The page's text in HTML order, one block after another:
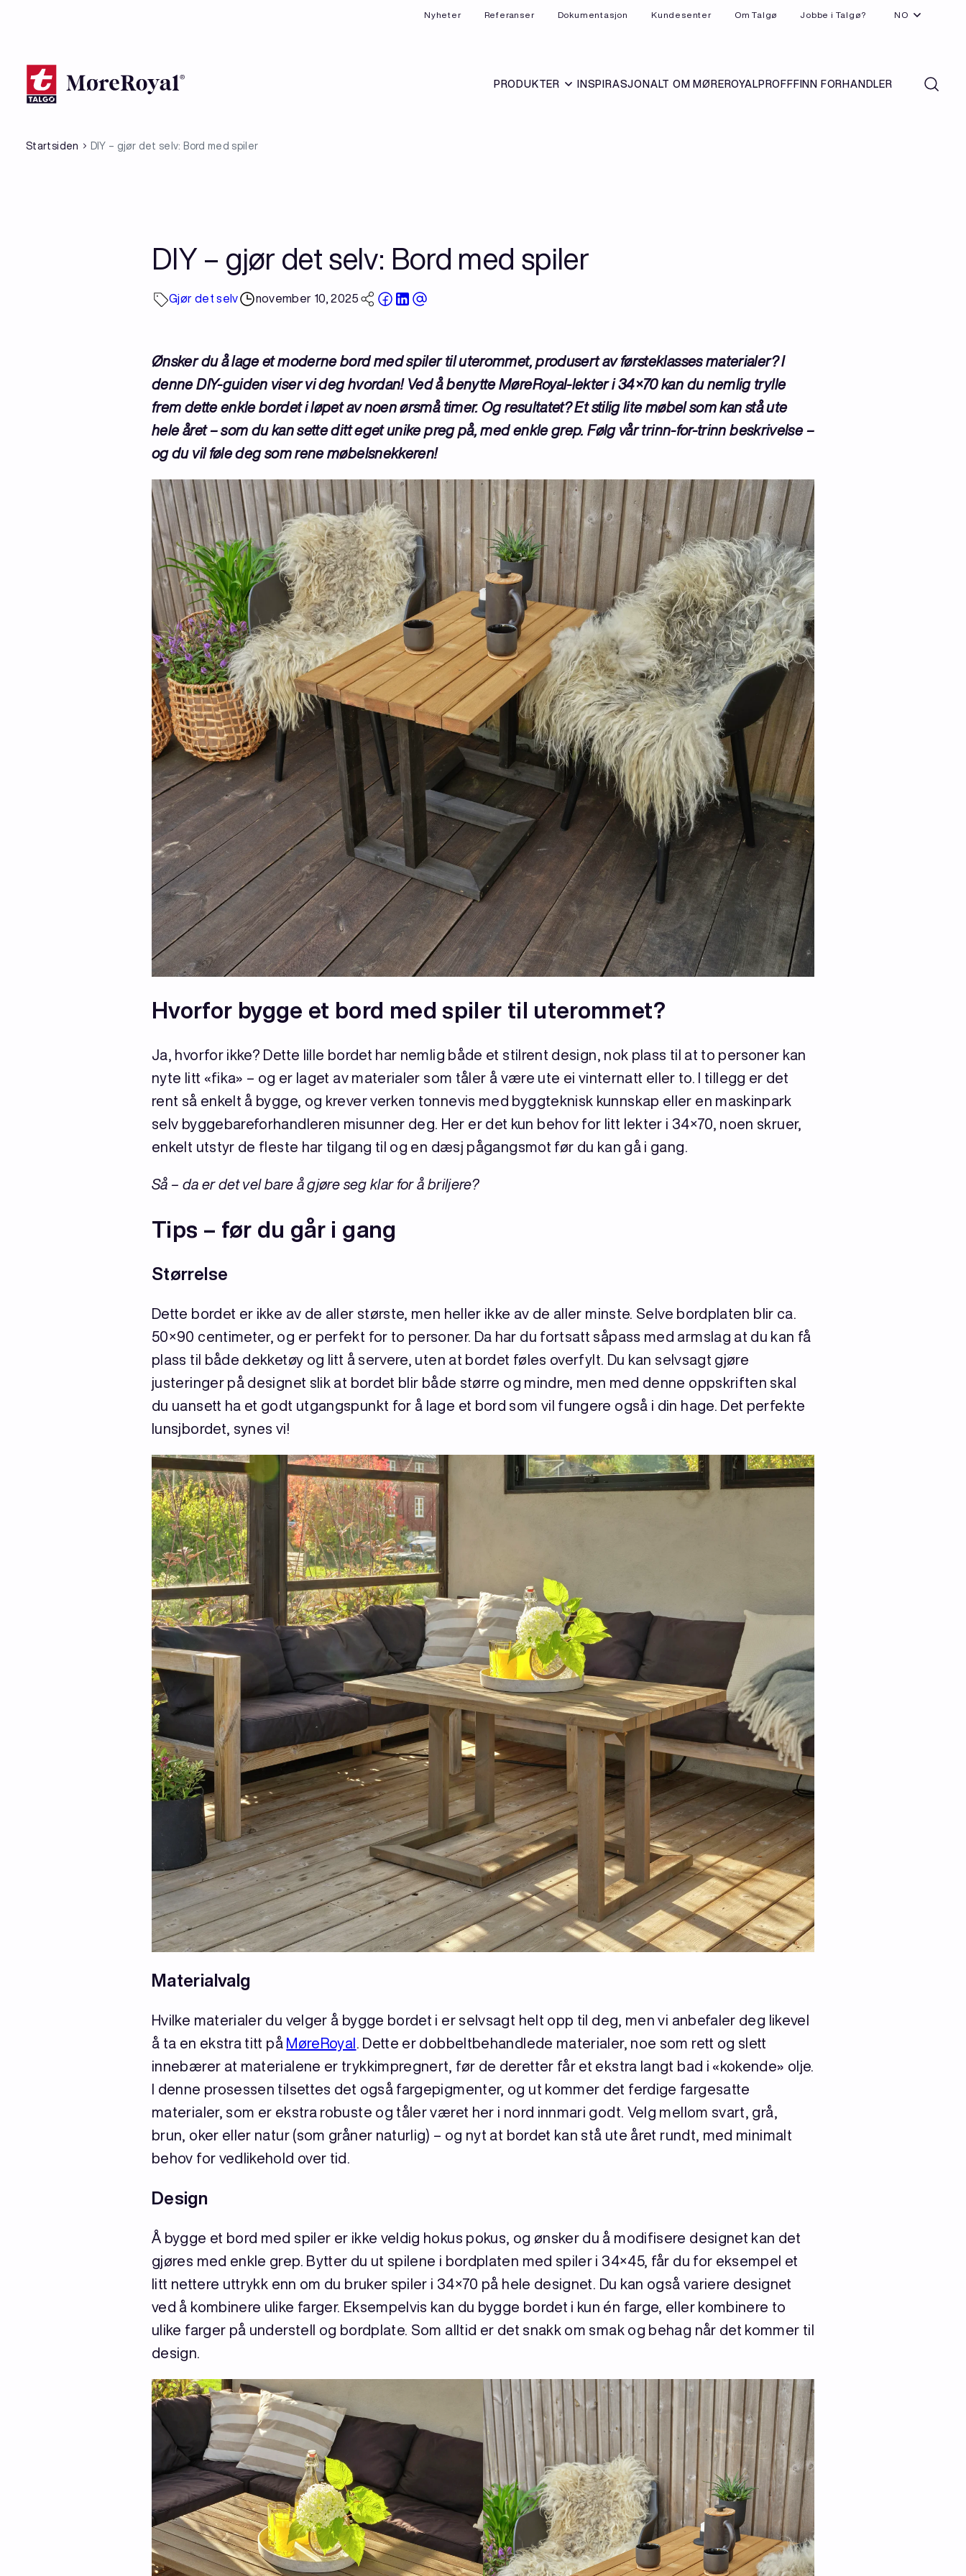
Nyheter Referanser Dokumentasjon Kundesenter Om Talgø Jobbe i Talgø? NO
PRODUKTER INSPIRASJON ALT OM MØREROYAL PROFF FINN FORHANDLER
Startsiden DIY – gjør det selv: Bord med spiler
DIY – gjør det selv: Bord med spiler
Gjør det selv november 10, 2025
Ønsker du å lage et moderne bord med spiler til uterommet, produsert av førsteklasses materialer? I
denne DIY-guiden viser vi deg hvordan! Ved å benytte MøreRoyal-lekter i 34×70 kan du nemlig trylle
frem dette enkle bordet i løpet av noen ørsmå timer. Og resultatet? Et stilig lite møbel som kan stå ute
hele året – som du kan sette ditt eget unike preg på, med enkle grep. Følg vår trinn-for-trinn beskrivelse –
og du vil føle deg som rene møbelsnekkeren!
Hvorfor bygge et bord med spiler til uterommet?
Ja, hvorfor ikke? Dette lille bordet har nemlig både et stilrent design, nok plass til at to personer kan
nyte litt «fika» – og er laget av materialer som tåler å være ute ei vinternatt eller to. I tillegg er det
rent så enkelt å bygge, og krever verken tonnevis med byggteknisk kunnskap eller en maskinpark
selv byggebareforhandleren misunner deg. Her er det kun behov for litt lekter i 34×70, noen skruer,
enkelt utstyr de fleste har tilgang til og en dæsj pågangsmot før du kan gå i gang.
Så – da er det vel bare å gjøre seg klar for å briljere?
Tips – før du går i gang
Størrelse
Dette bordet er ikke av de aller største, men heller ikke av de aller minste. Selve bordplaten blir ca.
50×90 centimeter, og er perfekt for to personer. Da har du fortsatt såpass med armslag at du kan få
plass til både dekketøy og litt å servere, uten at bordet føles overfylt. Du kan selvsagt gjøre
justeringer på designet slik at bordet blir både større og mindre, men med denne oppskriften skal
du uansett ha et godt utgangspunkt for å lage et bord som vil fungere også i din hage. Det perfekte
lunsjbordet, synes vi!
Materialvalg
Hvilke materialer du velger å bygge bordet i er selvsagt helt opp til deg, men vi anbefaler deg likevel
å ta en ekstra titt på MøreRoyal . Dette er dobbeltbehandlede materialer, noe som rett og slett
innebærer at materialene er trykkimpregnert, før de deretter får et ekstra langt bad i «kokende» olje.
I denne prosessen tilsettes det også fargepigmenter, og ut kommer det ferdige fargesatte
materialer, som er ekstra robuste og tåler været her i nord innmari godt. Velg mellom svart, grå,
brun, oker eller natur (som gråner naturlig) – og nyt at bordet kan stå ute året rundt, med minimalt
behov for vedlikehold over tid.
Design
Å bygge et bord med spiler er ikke veldig hokus pokus, og ønsker du å modifisere designet kan det
gjøres med enkle grep. Bytter du ut spilene i bordplaten med spiler i 34×45, får du for eksempel et
litt nettere uttrykk enn om du bruker spiler i 34×70 på hele designet. Du kan også variere designet
ved å kombinere ulike farger. Eksempelvis kan du bygge bordet i kun én farge, eller kombinere to
ulike farger på understell og bordplate. Som alltid er det snakk om smak og behag når det kommer til
design.